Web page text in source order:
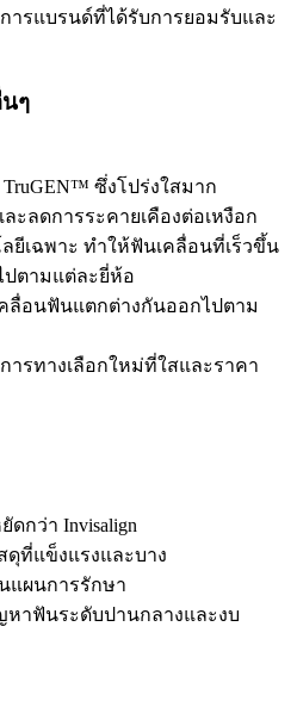
ารแบรนด์ที่ได้รับการยอมรับและ
ๆ
ซึ่งโปร่งใสมาก
ะลดการระคายเคืองต่อเหงือก
ยีเฉพาะ ทำให้ฟันเคลื่อนที่เร็วขึ้น
ปตามแต่ละยี่ห้อ
ลื่อนฟันแตกต่างกันออกไปตาม
ารทางเลือกใหม่ที่ใสและราคา
ดกว่า Invisalign
ที่แข็งแรงและบาง
แผนการรักษา
าฟันระดับปานกลางและงบ